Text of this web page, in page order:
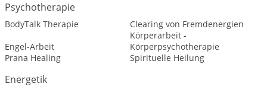
Psychotherapie
BodyTalk Therapie
Clearing von Fremdenergien
Engel-Arbeit
Körperarbeit -
Körperpsychotherapie
Prana Healing
Spirituelle Heilung
Energetik